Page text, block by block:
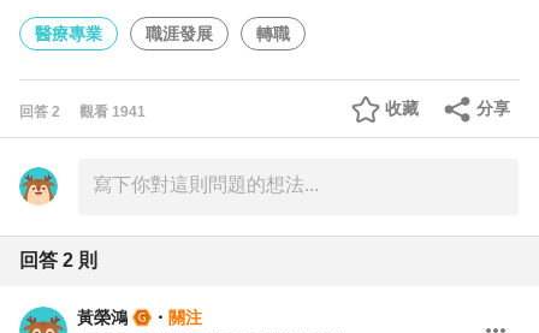
醫療專業 職涯發展 轉職
回答 2 觀看 1941 分享
收藏
回答 2 則
黃榮鴻 ・ 關注